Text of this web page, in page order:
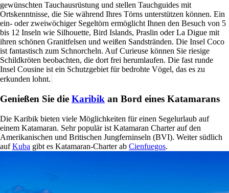
gewünschten Tauchausrüstung und stellen Tauchguides mit
Ortskenntnisse, die Sie während Ihres Törns unterstützen können. Ein
ein- oder zweiwöchiger Segeltörn ermöglicht Ihnen den Besuch von 5
bis 12 Inseln wie Silhouette, Bird Islands, Praslin oder La Digue mit
ihren schönen Granitfelsen und weißen Sandstränden. Die Insel Coco
ist fantastisch zum Schnorcheln. Auf Curieuse können Sie riesige
Schildkröten beobachten, die dort frei herumlaufen. Die fast runde
Insel Cousine ist ein Schutzgebiet für bedrohte Vögel, das es zu
erkunden lohnt.
Genießen Sie die Karibik an Bord eines Katamarans
Die Karibik bieten viele Möglichkeiten für einen Segelurlaub auf
einem Katamaran. Sehr populär ist Katamaran Charter auf den
Amerikanischen und Britischen Jungferninseln (BVI). Weiter südlich
aufKuba gibt es Katamaran-Charter ab Cienfuegos.